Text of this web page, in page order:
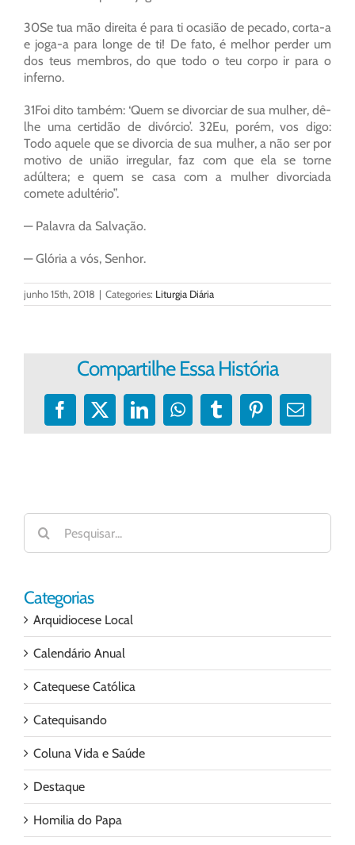
30Se tua mão direita é para ti ocasião de pecado, corta-a
e joga-a para longe de ti! De fato, é melhor perder um
dos teus membros, do que todo o teu corpo ir para o
inferno.
31Foi dito também: ‘Quem se divorciar de sua mulher, dê-
lhe uma certidão de divórcio’. 32Eu, porém, vos digo:
Todo aquele que se divorcia de sua mulher, a não ser por
motivo de união irregular, faz com que ela se torne
adúltera; e quem se casa com a mulher divorciada
comete adultério”.
— Palavra da Salvação.
— Glória a vós, Senhor.
junho 15th, 2018 | Categories: Liturgia Diária
Compartilhe Essa História
Facebook
X LinkedInWhatsApp
TumblrPinterest
E-
Buscar
resultados
para:
Categorias
Arquidiocese Local
Calendário Anual
Catequese Católica
Catequisando
Coluna Vida e Saúde
Destaque
Homilia do Papa